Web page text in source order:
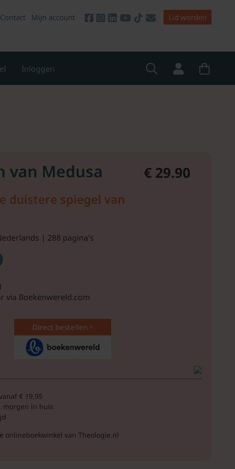
Contact Mijn account Lid worden
Inloggen
van Medusa
duistere spiegel van
€ 29.90
| 288 pagina's
via Boekenwereld.com
Direct bestellen
€ 19,95
morgen in huis
onlineboekwinkel van Theologie.nl